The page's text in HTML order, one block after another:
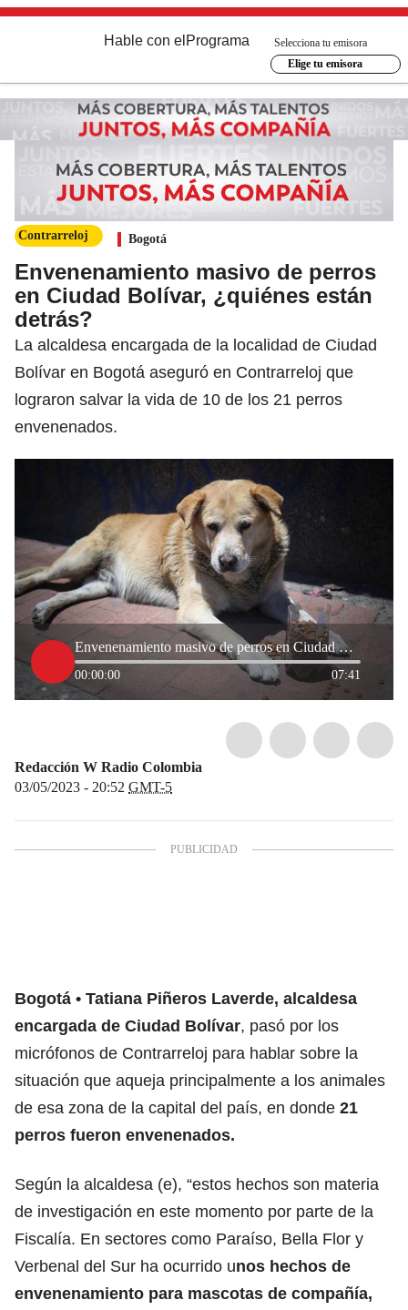
Hable con el Programa
Selecciona tu emisora
Elige tu emisora
Contrarreloj Bogotá
Envenenamiento masivo de perros
en Ciudad Bolívar, ¿quiénes están
detrás?
La alcaldesa encargada de la localidad de Ciudad
Bolívar en Bogotá aseguró en Contrarreloj que
lograron salvar la vida de 10 de los 21 perros
envenenados.
Envenenamiento masivo de perros en Ciudad Bolívar, ¿quiénes están detrás?
00:00:00 07:41
Redacción W Radio Colombia
03/05/2023 - 20:52 GMT-5
Bogotá
Tatiana Piñeros Laverde, alcaldesa
encargada de Ciudad Bolívar, pasó por los
micrófonos de Contrarreloj para hablar sobre la
situación que aqueja principalmente a los animales
de esa zona de la capital del país, en donde 21
perros fueron envenenados.
Según la alcaldesa (e), “estos hechos son materia
de investigación en este momento por parte de la
Fiscalía. En sectores como Paraíso, Bella Flor y
Verbenal del Sur ha ocurrido unos hechos de
envenenamiento para mascotas de compañía,